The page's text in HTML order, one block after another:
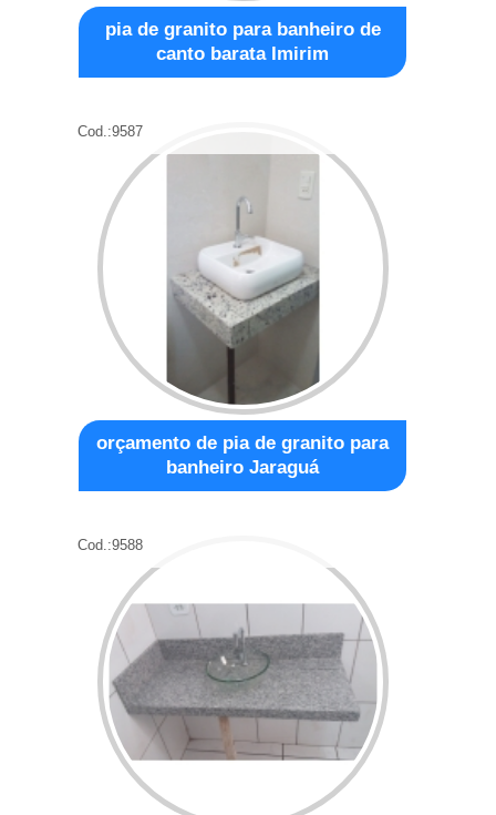
pia de granito para banheiro de
canto barata Imirim
Cod.:9587
orçamento de pia de granito para
banheiro Jaraguá
Cod.:9588